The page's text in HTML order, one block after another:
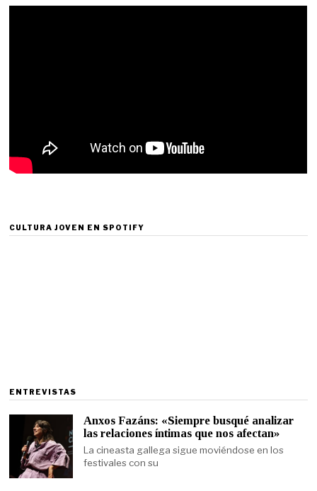
CULTURA JOVEN EN SPOTIFY
ENTREVISTAS
Anxos Fazáns: «Siempre busqué analizar
las relaciones íntimas que nos afectan»
La cineasta gallega sigue moviéndose en los
festivales con su